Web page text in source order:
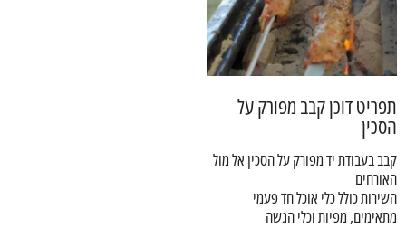
תפריט דוכן קבב מפורק על
הסכין
קבב בעבודת יד מפורק על הסכין אל מול
האורחים
השירות כולל כלי אוכל חד פעמי
מתאימים, מפיות וכלי הגשה